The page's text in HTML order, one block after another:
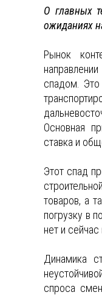
О главных
ожиданиях
Рынок
спадом.
Основная
ставка и
Этот спад
товаров, а
погрузку в
нет и
Динамика
спроса